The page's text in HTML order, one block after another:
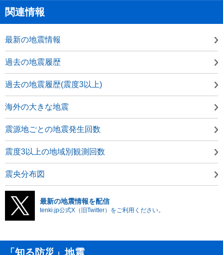
関連情報
最新の地震情報
過去の地震履歴
過去の地震履歴(震度3以上)
海外の大きな地震
震源地ごとの地震発生回数
震度3以上の地域別観測回数
震央分布図
最新の地震情報を配信
tenki.jp公式X（旧Twitter）をご利用ください。
「知る防災」地震